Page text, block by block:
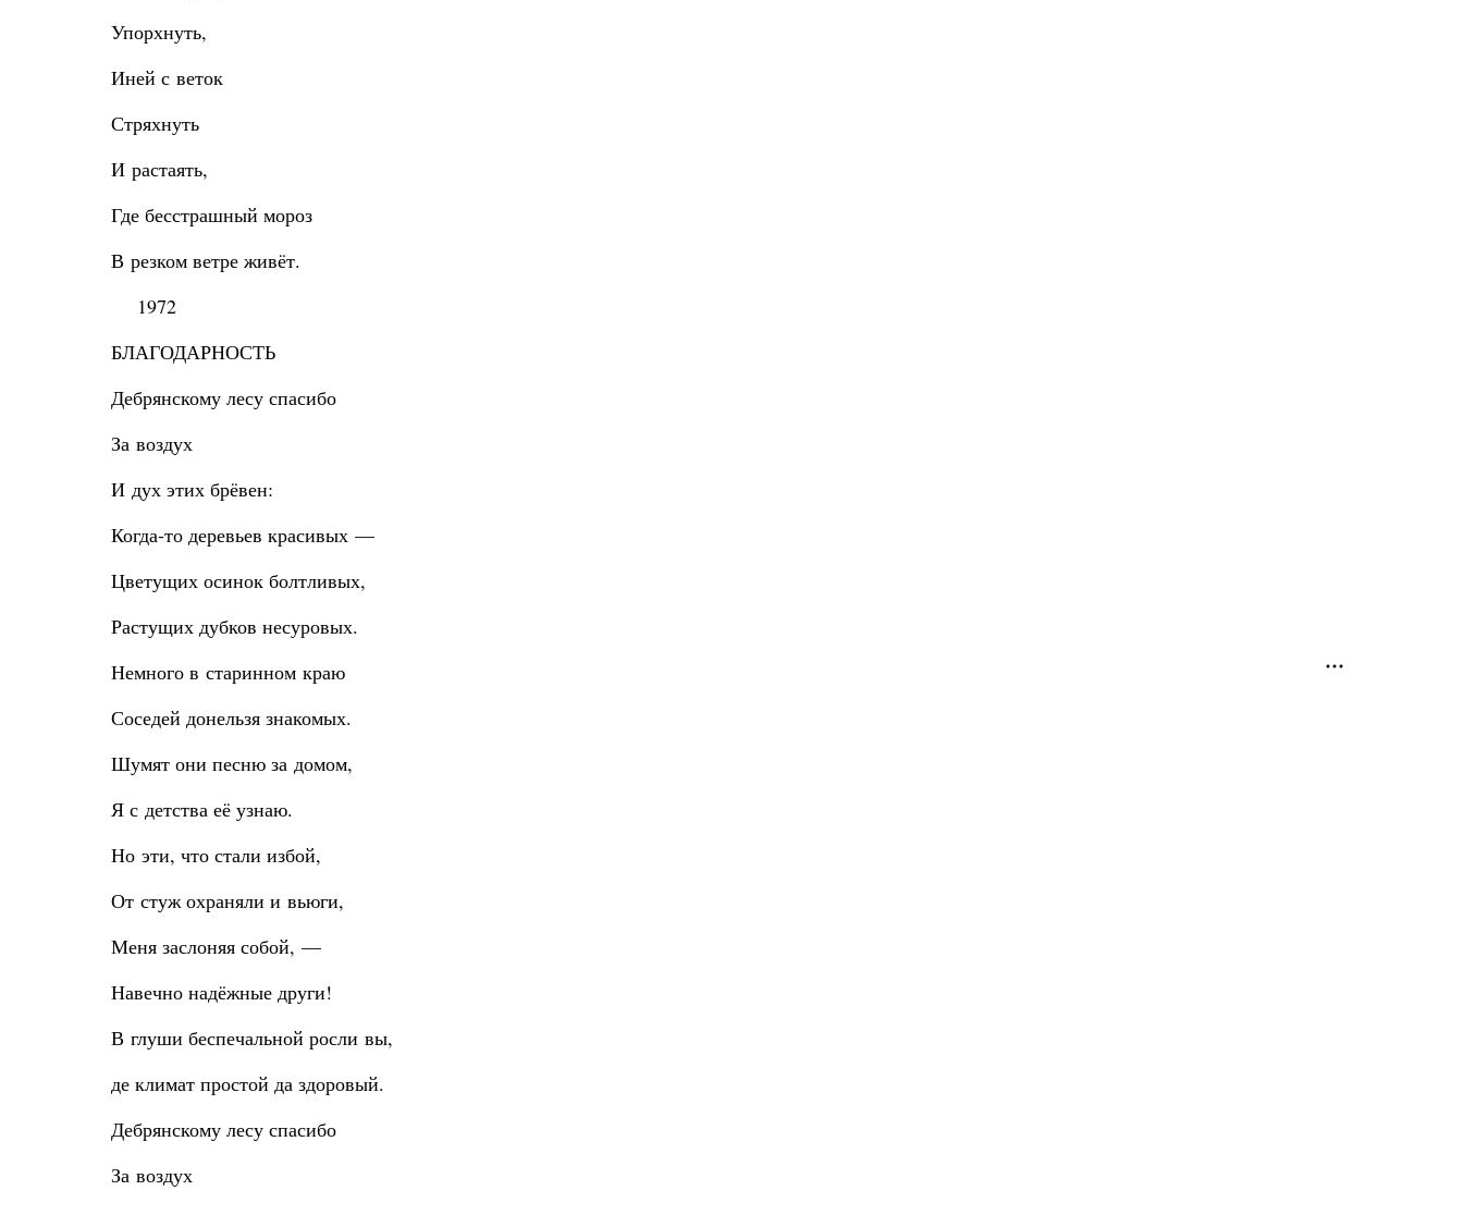
Упорхнуть,
Иней с веток
Стряхнуть
И растаять,
Где бесстрашный мороз
В резком ветре живёт.
1972
БЛАГОДАРНОСТЬ
Дебрянскому лесу спасибо
За воздух
И дух этих брёвен:
Когда-то деревьев красивых —
Цветущих осинок болтливых,
Растущих дубков несуровых.
Немного в старинном краю
Соседей донельзя знакомых.
Шумят они песню за домом,
Я с детства её узнаю.
Но эти, что стали избой,
От стуж охраняли и вьюги,
Меня заслоняя собой, —
Навечно надёжные други!
В глуши беспечальной росли вы,
де климат простой да здоровый.
Дебрянскому лесу спасибо
За воздух